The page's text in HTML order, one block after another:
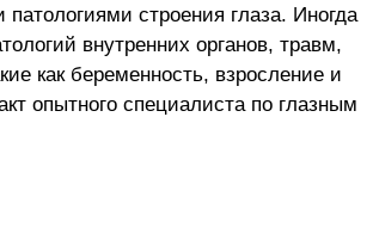
строения глаза. Иногда
внутренних органов, травм,
как беременность, взросление и
опытного специалиста по глазным